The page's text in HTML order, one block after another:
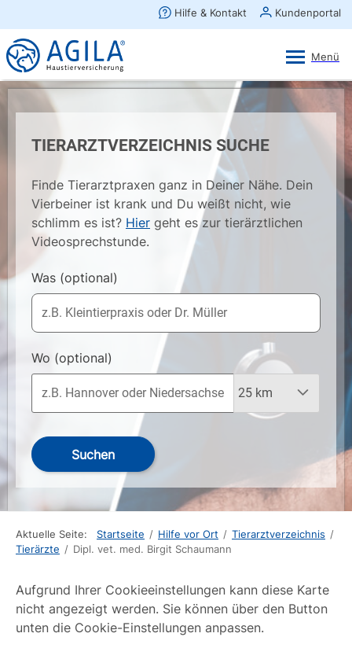
TIERARZTVERZEICHNIS SUCHE
Finde Tierarztpraxen ganz in Deiner Nähe. Dein
Vierbeiner ist krank und Du weißt nicht, wie
schlimm es ist? Hier geht es zur tierärztlichen
Videosprechstunde.
Was (optional)
Wo (optional)
Suchen
Aktuelle Seite: Startseite / Hilfe vor Ort / Tierarztverzeichnis /
Tierärzte / Dipl. vet. med. Birgit Schaumann
Aufgrund Ihrer Cookieeinstellungen kann diese Karte
nicht angezeigt werden. Sie können über den Button
unten die Cookie-Einstellungen anpassen.
×
AGILA Kunden-App
Gratis - Im Play Store laden
Ansehen